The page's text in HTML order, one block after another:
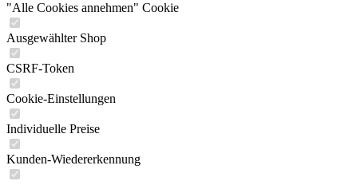
"Alle Cookies annehmen" Cookie
Ausgewählter Shop
CSRF-Token
Cookie-Einstellungen
Individuelle Preise
Kunden-Wiedererkennung